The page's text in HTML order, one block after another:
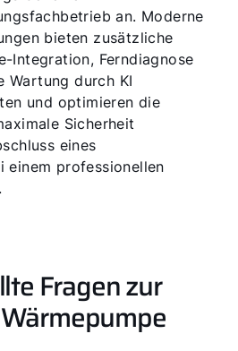
an. Moderne
bieten zusätzliche
Integration, Ferndiagnose
Wartung durch KI
und optimieren die
Sicherheit
eines
einem professionellen
Fragen zur